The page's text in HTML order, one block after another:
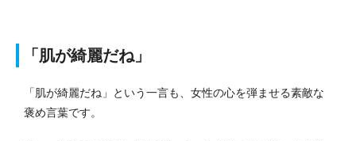
「肌が綺麗だね」
「肌が綺麗だね」という一言も、女性の心を弾ませる素敵な
褒め言葉です。